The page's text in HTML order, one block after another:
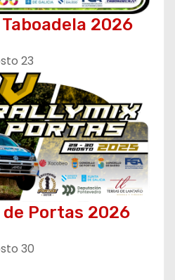
2026
23
Portas 2026
30